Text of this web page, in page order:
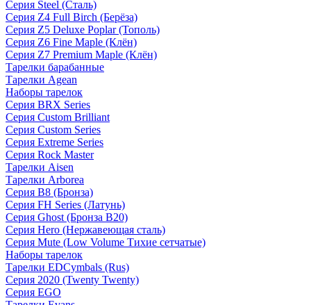
Серия Steel (Сталь)
Серия Z4 Full Birch (Берёза)
Серия Z5 Deluxe Poplar (Тополь)
Серия Z6 Fine Maple (Клён)
Серия Z7 Premium Maple (Клён)
Тарелки барабанные
Тарелки Agean
Наборы тарелок
Серия BRX Series
Серия Custom Brilliant
Серия Custom Series
Серия Extreme Series
Серия Rock Master
Тарелки Aisen
Тарелки Arborea
Серия B8 (Бронза)
Серия FH Series (Латунь)
Серия Ghost (Бронза B20)
Серия Hero (Нержавеющая сталь)
Серия Mute (Low Volume Тихие сетчатые)
Наборы тарелок
Тарелки EDCymbals (Rus)
Серия 2020 (Twenty Twenty)
Серия EGO